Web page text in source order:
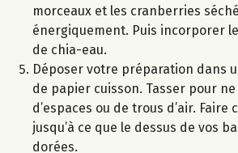
morceaux et les cranberries
énergiquement. Puis incorporer
de chia-eau.
Déposer votre préparation dans
de papier cuisson. Tasser pour
d’espaces ou de trous d’air. Faire
jusqu’à ce que le dessus de vos
dorées.